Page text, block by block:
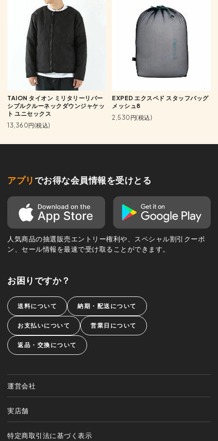
TAION タイオン ミリタリーリバー
シブルクルーネックダウンジャケッ
ト ユニセックス
13,360円(税込)
EXPED エクスペド スタッフバッグ
メッシュ8
2,530円(税込)
アプリ でお得な会員情報を受けとる
人気商品の抽選販売エントリー権利や、スペシャル割引クーポ
ン、セール情報を最速で受け取ることができます。
お困りですか？
送料について 納期・配送について
お支払いについて 営業日について
返品・交換について
運営会社
実店舗
特定商取引法に基づく表示